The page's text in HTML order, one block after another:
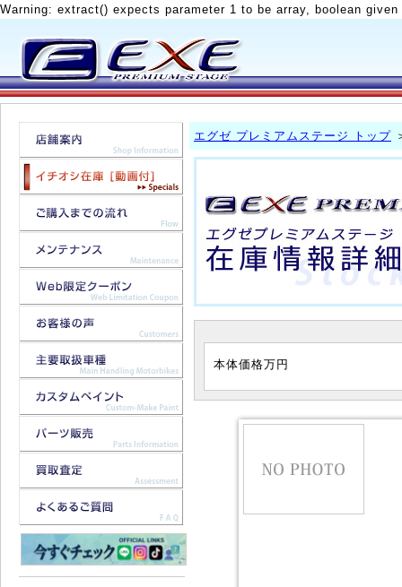
Warning: extract() expects parameter 1 to be array, boolean
エグゼ プレミアムステージ トップ
本体価格万円